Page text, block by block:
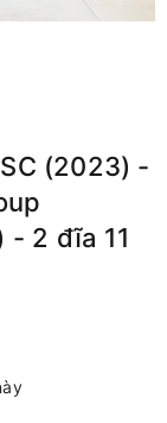
(2023) -
- 2 đĩa 11